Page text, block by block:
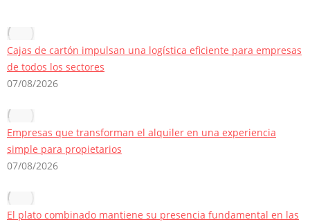
Cajas de cartón impulsan una logística eficiente para empresas
de todos los sectores
07/08/2026
Empresas que transforman el alquiler en una experiencia
simple para propietarios
07/08/2026
El plato combinado mantiene su presencia fundamental en las